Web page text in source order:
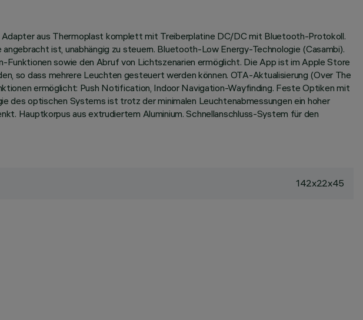
aus Thermoplast komplett mit Treiberplatine DC/DC mit Bluetooth-Protokoll.
ist, unabhängig zu steuern. Bluetooth-Low Energy-Technologie (Casambi).
sowie den Abruf von Lichtszenarien ermöglicht. Die App ist im Apple Store
so dass mehrere Leuchten gesteuert werden können. OTA-Aktualisierung (Over The
ermöglicht: Push Notification, Indoor Navigation-Wayfinding. Feste Optiken mit
optischen Systems ist trotz der minimalen Leuchtenabmessungen ein hoher
Hauptkorpus aus extrudiertem Aluminium. Schnellanschluss-System für den
142x22x45